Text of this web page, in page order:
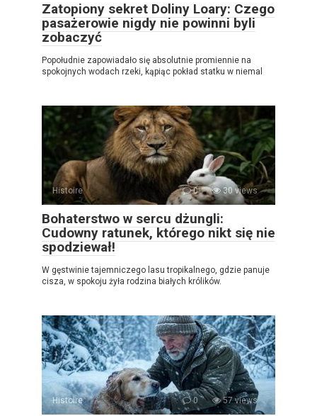
Zatopiony sekret Doliny Loary: Czego
pasażerowie nigdy nie powinni byli
zobaczyć
Popołudnie zapowiadało się absolutnie promiennie na
spokojnych wodach rzeki, kąpiąc pokład statku w niemal
Histoire 0 30 views
Bohaterstwo w sercu dżungli:
Cudowny ratunek, którego nikt się nie
spodziewał!
W gęstwinie tajemniczego lasu tropikalnego, gdzie panuje
cisza, w spokoju żyła rodzina białych królików.
Histoire 0 57 views